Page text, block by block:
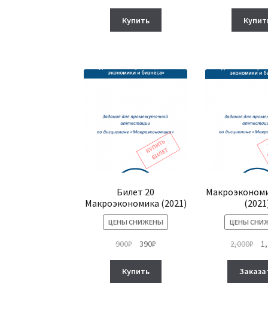
составляла
900₽.
Купить
Билет 20
Макроэкономика (2021)
ЦЕНЫ СНИЖЕНЫ
900₽
Первоначальная
составляла
900₽.
390₽Текущая
Купить
ЦЕНЫ
2,000₽